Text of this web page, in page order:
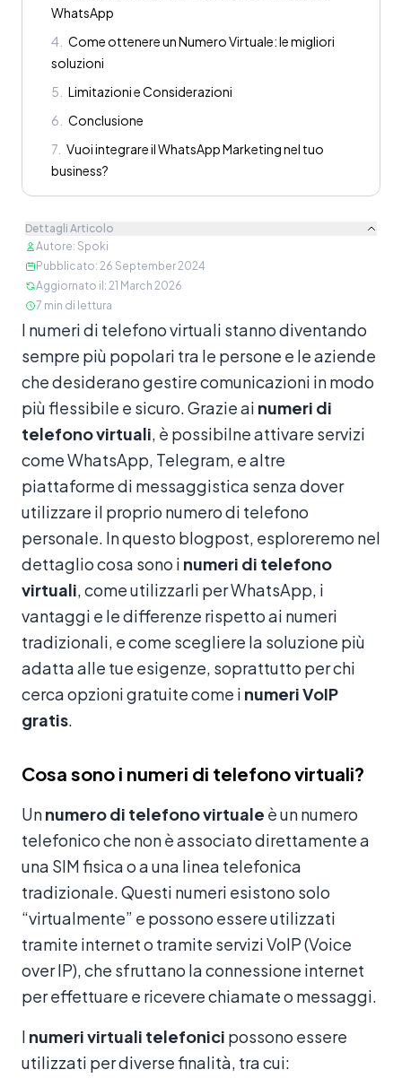
WhatsApp
4
Come ottenere un Numero Virtuale: le migliori
soluzioni
5
Limitazioni e Considerazioni
6
Conclusione
7 Vuoi integrare il WhatsApp Marketing nel tuo
business?
Dettagli Articolo
Autore: Spoki
Pubblicato: 26 September 2024
Aggiornato il: 21 March 2026
7 min di lettura
Contenuto
I numeri di telefono virtuali stanno diventando
sempre più popolari tra le persone e le aziende
che desiderano gestire comunicazioni in modo
più flessibile e sicuro. Grazie ai numeri di
telefono virtuali , è possibilne attivare servizi
come WhatsApp, Telegram, e altre
piattaforme di messaggistica senza dover
utilizzare il proprio numero di telefono
personale. In questo blogpost, esploreremo nel
dettaglio cosa sono i numeri di telefono
virtuali , come utilizzarli per WhatsApp, i
vantaggi e le differenze rispetto ai numeri
tradizionali, e come scegliere la soluzione più
adatta alle tue esigenze, soprattutto per chi
cerca opzioni gratuite come i numeri VoIP
gratis
Cosa sono i numeri di telefono virtuali?
Unnumero di telefono virtuale è un numero
telefonico che non è associato direttamente a
una SIM fisica o a una linea telefonica
tradizionale. Questi numeri esistono solo
“virtualmente” e possono essere utilizzati
tramite internet o tramite servizi VoIP (Voice
over IP), che sfruttano la connessione internet
per effettuare e ricevere chiamate o messaggi.
I numeri virtuali telefonici possono essere
utilizzati per diverse finalità, tra cui: